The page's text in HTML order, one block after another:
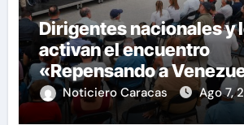
Dirigentes nacionales y
activan el encuentro
«Repensando a
impulsar propuestas
comunidades
Noticiero Caracas Ago 7,